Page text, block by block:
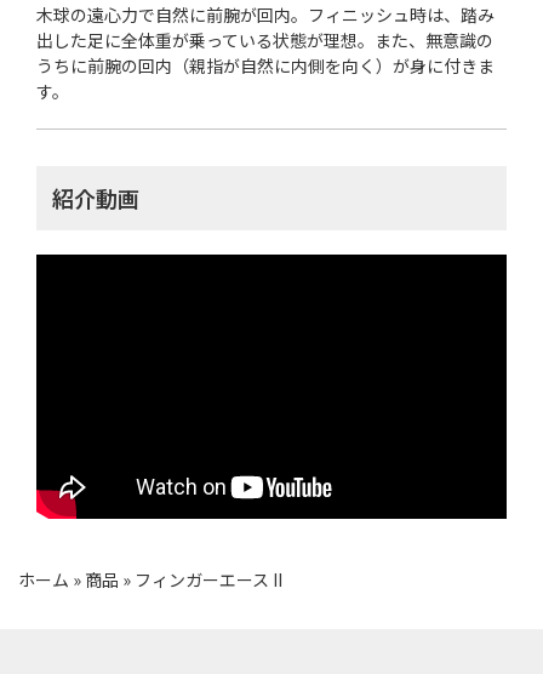
木球の遠心力で自然に前腕が回内。フィニッシュ時は、踏み
出した足に全体重が乗っている状態が理想。また、無意識の
うちに前腕の回内（親指が自然に内側を向く）が身に付きま
す。
紹介動画
ホーム » 商品 » フィンガーエース II